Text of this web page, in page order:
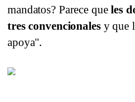
mandatos? Parece queles
tres convencionalesy que
apoya".